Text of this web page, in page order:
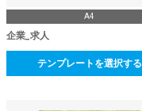
A4
企業_求人
テンプレートを選択する